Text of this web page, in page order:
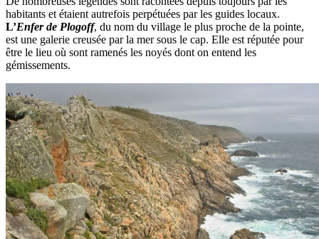
habitants et étaient autrefois perpétuées par les guides locaux.
L’Enfer de Plogoff, du nom du village le plus proche de la pointe,
est une galerie creusée par la mer sous le cap. Elle est réputée pour
être le lieu où sont ramenés les noyés dont on entend les
gémissements.